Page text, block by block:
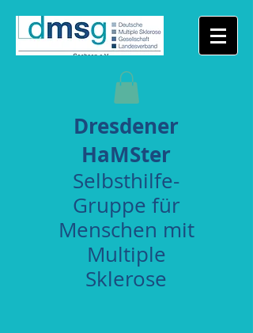
Dresdener
HaMSter
Selbsthilfe-
Gruppe für
Menschen mit
Multiple
Sklerose